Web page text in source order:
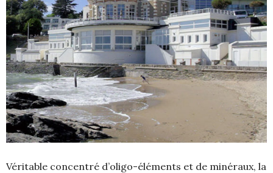
Véritable concentré d’oligo-éléments et de minéraux, la